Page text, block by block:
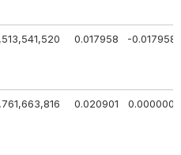
0.017958 -0.017958
0.020901 0.000000